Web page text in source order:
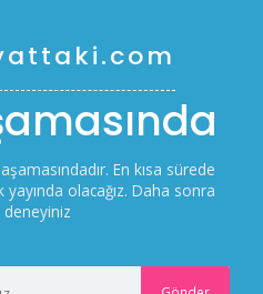
En kısa sürede
olacağız. Daha sonra